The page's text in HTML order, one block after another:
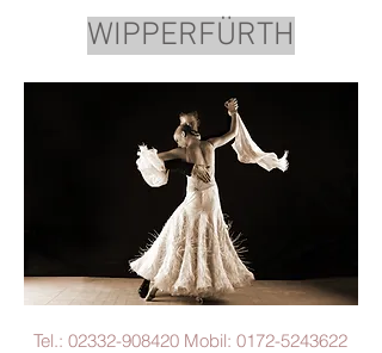
WIPPERFÜRTH
Tel.: 02332-908420 Mobil: 0172-5243622